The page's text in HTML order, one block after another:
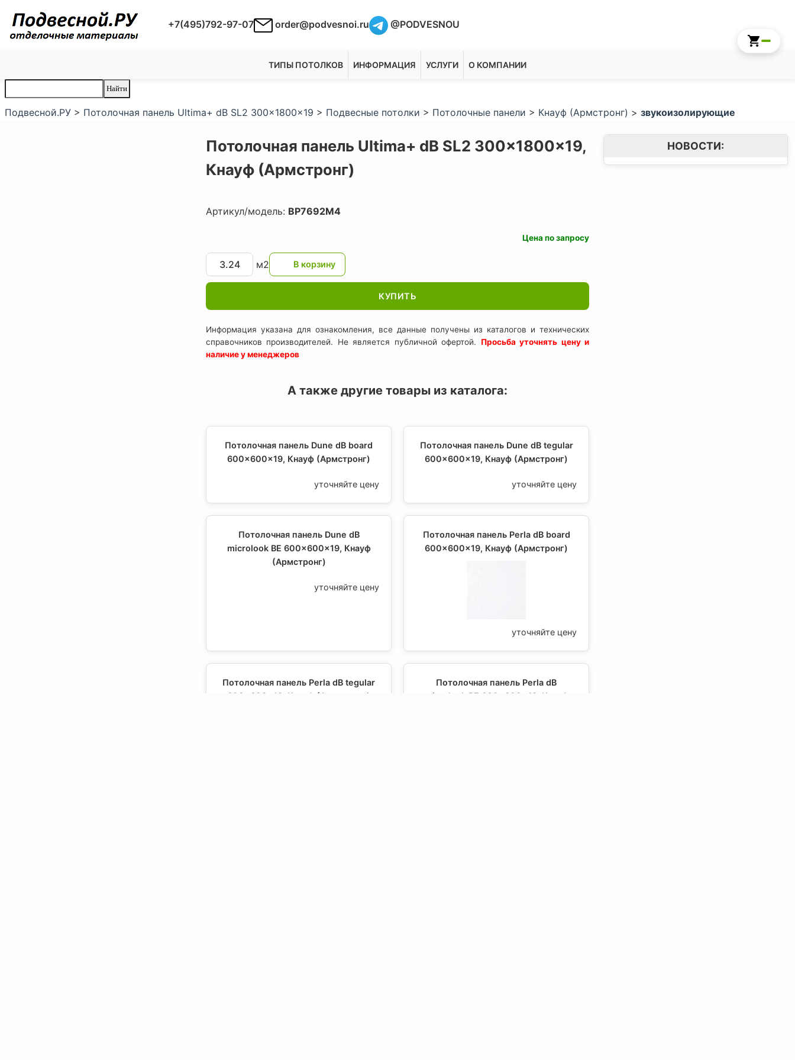
+7(495)792-97-07 order@podvesnoi.ru @PODVESNOU
ТИПЫ ПОТОЛКОВ ИНФОРМАЦИЯ УСЛУГИ О КОМПАНИИ
Подвесной.РУ > Потолочная панель Ultima+ dB SL2 300x1800x19 > Подвесные потолки > Потолочные панели > Кнауф (Армстронг) > звукоизолирующие
Потолочная панель Ultima+ dB SL2 300x1800x19,
Кнауф (Армстронг)
Артикул/модель: BP7692M4
Цена по запросу
м2
КУПИТЬ
Информация указана для ознакомления, все данные получены из каталогов и технических
справочников производителей. Не является публичной офертой. Просьба уточнять цену и
наличие у менеджеров
А также другие товары из каталога:
Потолочная панель Dune dB board
600x600x19, Кнауф (Армстронг)
уточняйте цену
Потолочная панель Dune dB tegular
600x600x19, Кнауф (Армстронг)
уточняйте цену
Потолочная панель Dune dB
microlook BE 600x600x19, Кнауф
(Армстронг)
уточняйте цену
Потолочная панель Perla dB board
600x600x19, Кнауф (Армстронг)
уточняйте цену
Потолочная панель Perla dB tegular
600x600x19, Кнауф (Армстронг)
Потолочная панель Perla dB
microlook BE 600x600x19, Кнауф
НОВОСТИ: